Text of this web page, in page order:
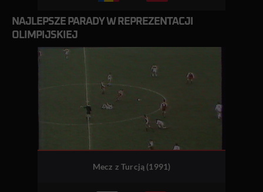
NAJLEPSZE PARADY W REPREZENTACJI
OLIMPIJSKIEJ
Mecz z Turcją (1991)